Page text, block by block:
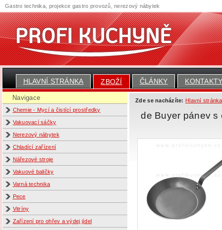
HLAVNÍ STRÁNKA ZBOŽÍ ČLÁNKY
Navigace
Chemie - Mycí a čistící prostředky
Vakuovací sáčky
Nerezový nábytek
Chladící zařízení
Nářezové stroje
Vakuové baličky
Varná technika
Pece
Vitríny
Zařízení pro ohřev a výdej jídel
Zde se nacházíte: Hlavní stránka
de Buyer pánev
Gastro technika, projekce gastro provozů, nerezový nábytek